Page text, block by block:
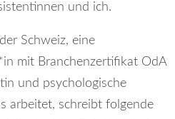
und ich.
Schweiz, eine
mit Branchenzertifikat OdA
und psychologische
arbeitet, schreibt folgende